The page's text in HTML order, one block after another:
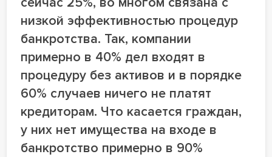
низкой эффективностью процедур
банкротства. Так, компании
примерно в 40% дел входят в
процедуру без активов и в порядке
60% случаев ничего не платят
кредиторам. Что касается граждан,
у них нет имущества на входе в
банкротство примерно в 90%